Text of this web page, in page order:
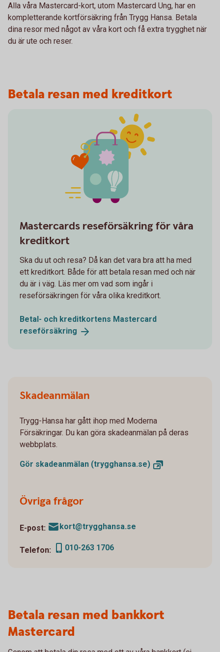
Alla våra Mastercard-kort, utom Mastercard Ung, har en
kompletterande kortförsäkring från Trygg Hansa. Betala
dina resor med något av våra kort och få extra trygghet när
du är ute och reser.
Betala resan med kreditkort
Mastercards reseförsäkring för våra
kreditkort
Ska du ut och resa? Då kan det vara bra att ha med
ett kreditkort. Både för att betala resan med och när
du är i väg. Läs mer om vad som ingår i
reseförsäkringen för våra olika kreditkort.
Betal- och kreditkortens Mastercard
reseförsäkring
Skadeanmälan
Trygg-Hansa har gått ihop med Moderna
Försäkringar. Du kan göra skadeanmälan på deras
webbplats.
Gör skadeanmälan (trygghansa.se)
Övriga frågor
E-post: kort@trygghansa.se
Telefon: 010-263 1706
Betala resan med bankkort
Mastercard